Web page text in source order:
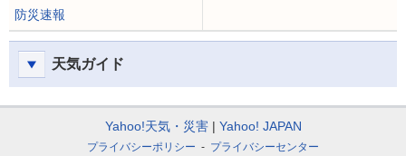
防災速報
天気ガイド
Yahoo!天気・災害 Yahoo! JAPAN
プライバシーポリシー プライバシーセンター